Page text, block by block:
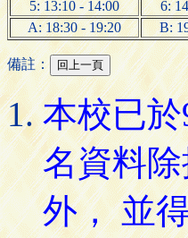
5: 13:10 - 14:00
6:
A: 18:30 - 19:20
B:
備註：
本校已
名資料
外， 並